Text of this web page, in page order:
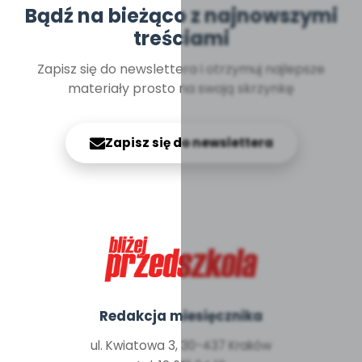
Bądź na bieżąco z najnowszymi
treściami
Zapisz się do newslettera i otrzymuj najlepsze
materiały prosto na swoją skrzynkę
Zapisz się do newslettera
Redakcja miesięcznika
ul. Kwiatowa 3, 30-437 Kraków